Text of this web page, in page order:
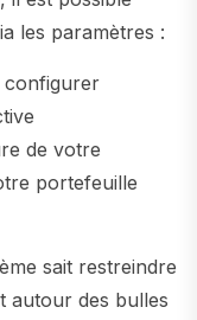
les paramètres :
configurer
de votre
portefeuille
sait restreindre
autour des bulles